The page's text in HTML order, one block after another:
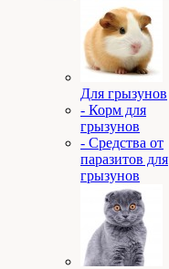
Для грызунов
- Корм для
грызунов
- Средства от
паразитов для
грызунов